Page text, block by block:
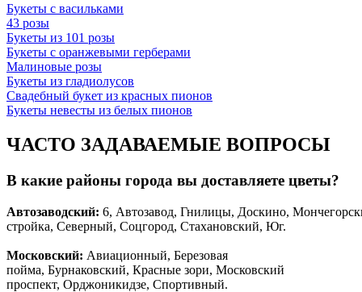
Букеты с васильками
43 розы
Букеты из 101 розы
Букеты с оранжевыми герберами
Малиновые розы
Букеты из гладиолусов
Свадебный букет из красных пионов
Букеты невесты из белых пионов
ЧАСТО ЗАДАВАЕМЫЕ ВОПРОСЫ
В какие районы города вы доставляете цветы?
Автозаводский: 6, Автозавод, Гнилицы, Доскино,
стройка, Северный, Соцгород, Стахановский, Юг.
Московский: Авиационный, Березовая
пойма, Бурнаковский, Красные зори, Московский
проспект, Орджоникидзе, Спортивный.